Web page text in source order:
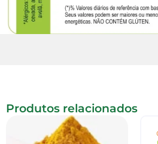
Produtos relacionados